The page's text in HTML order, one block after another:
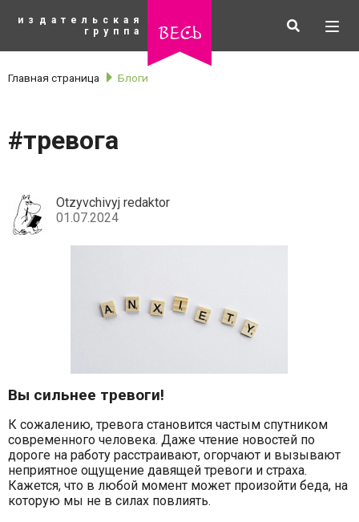
основному
издательская
группа
весь Искать
рубрики
Главная страница Блоги
#тревога
Otzyvchivyj redaktor
01.07.2024
Вы сильнее тревоги!
К сожалению, тревога становится частым спутником
современного человека. Даже чтение новостей по
дороге на работу расстраивают, огорчают и вызывают
неприятное ощущение давящей тревоги и страха.
Кажется, что в любой момент может произойти беда, на
которую мы не в силах повлиять.